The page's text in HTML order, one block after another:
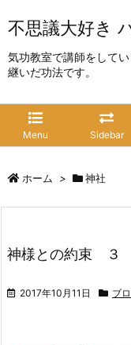
不思議大好き
気功教室で講師をして
継いだ功法です。
Menu Sidebar
ホーム > 神社
神様との約束 ３
2017年10月11日 ブ